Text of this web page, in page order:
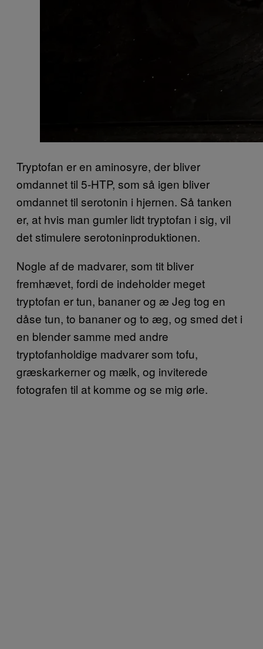
Tryptofan er en aminosyre, der bliver
omdannet til 5-HTP, som så igen bliver
omdannet til serotonin i hjernen. Så tanken
er, at hvis man gumler lidt tryptofan i sig, vil
det stimulere serotoninproduktionen.
Nogle af de madvarer, som tit bliver
fremhævet, fordi de indeholder meget
tryptofan er tun, bananer og æ Jeg tog en
dåse tun, to bananer og to æg, og smed det i
en blender samme med andre
tryptofanholdige madvarer som tofu,
græskarkerner og mælk, og inviterede
fotografen til at komme og se mig ørle.